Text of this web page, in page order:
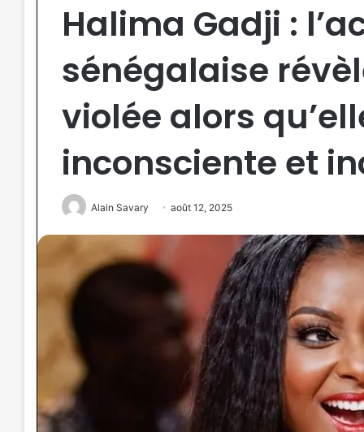
Halima Gadji :
sénégalaise
violée alors
inconsciente et
Alain Savary août 12, 2025